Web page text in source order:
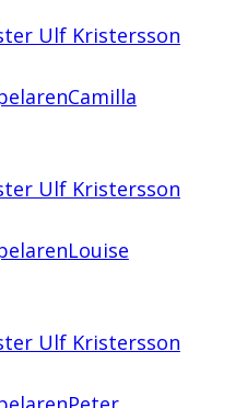
Ulf Kristersson
Camilla
Ulf Kristersson
Louise
Ulf Kristersson